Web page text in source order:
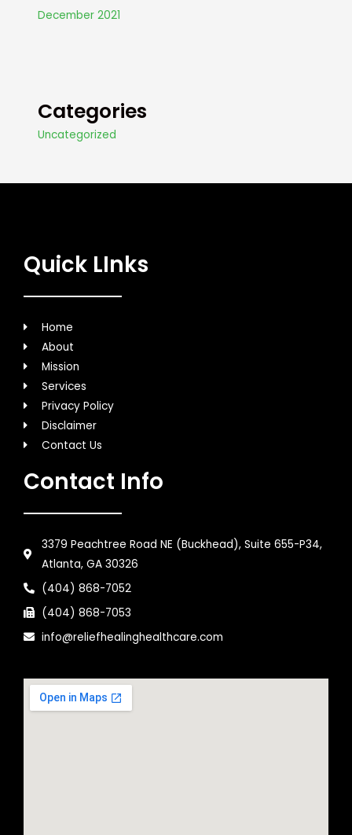
December 2021
Categories
Uncategorized
Quick LInks
Home
About
Mission
Services
Privacy Policy
Disclaimer
Contact Us
Contact Info
3379 Peachtree Road NE (Buckhead), Suite 655-P34,
Atlanta, GA 30326
(404) 868-7052
(404) 868-7053
info@reliefhealinghealthcare.com